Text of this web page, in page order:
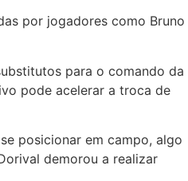
por jogadores como Bruno
para o comando da
pode acelerar a troca de
posicionar em campo, algo
demorou a realizar